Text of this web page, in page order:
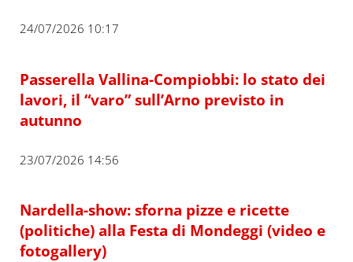
24/07/2026 10:17
Passerella Vallina-Compiobbi: lo stato dei
lavori, il “varo” sull’Arno previsto in
autunno
23/07/2026 14:56
Nardella-show: sforna pizze e ricette
(politiche) alla Festa di Mondeggi (video e
fotogallery)